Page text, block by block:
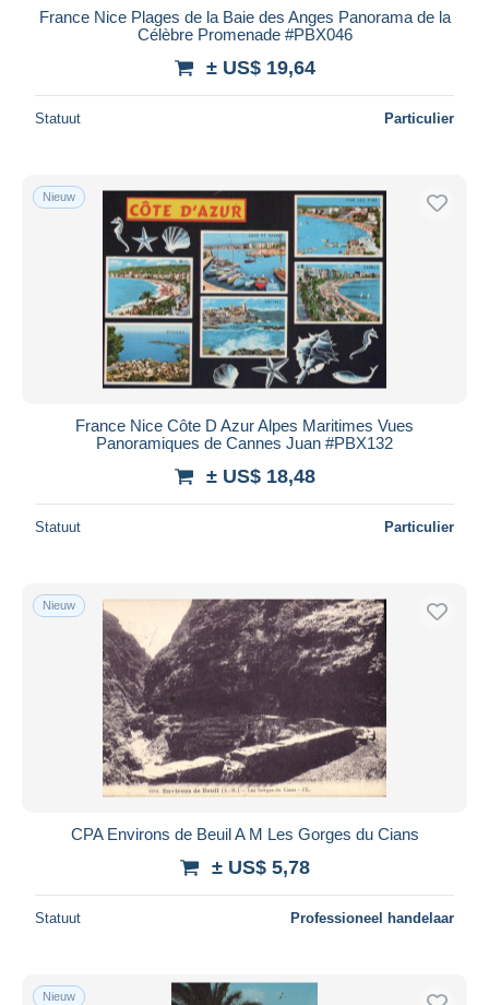
France Nice Plages de la Baie des Anges Panorama de la
Célèbre Promenade #PBX046
± US$ 19,64
Statuut Particulier
Nieuw
France Nice Côte D Azur Alpes Maritimes Vues
Panoramiques de Cannes Juan #PBX132
± US$ 18,48
Statuut Particulier
Nieuw
CPA Environs de Beuil A M Les Gorges du Cians
± US$ 5,78
Statuut Professioneel handelaar
Nieuw